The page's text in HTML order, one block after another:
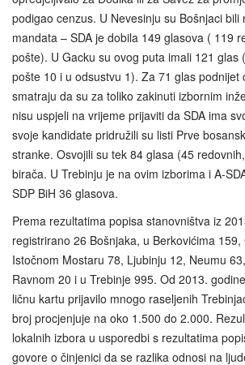
podigao cenzus. U Nevesinju su Bošnjaci bili
mandata – SDA je dobila 149 glasova ( 119
pošte). U Gacku su ovog puta imali 121 glas
pošte 10 i u odsustvu 1). Za 71 glas podnijet
smatraju da su za toliko zakinuti izbornim
nisu uspjeli na vrijeme prijaviti da SDA ima
svoje kandidate pridružili su listi Prve
stranke. Osvojili su tek 84 glasa (45
birača. U Trebinju je na ovim izborima i A-
SDP BiH 36 glasova.
Prema rezultatima popisa stanovništva iz
registrirano 26 Bošnjaka, u Berkovićima 159,
Istočnom Mostaru 78, Ljubinju 12, Neumu
Ravnom 20 i u Trebinje 995. Od 2013.
ličnu kartu prijavilo mnogo raseljenih
broj procjenjuje na oko 1.500 do 2.000.
lokalnih izbora u usporedbi s rezultatima
govore o činjenici da se razlika odnosi na